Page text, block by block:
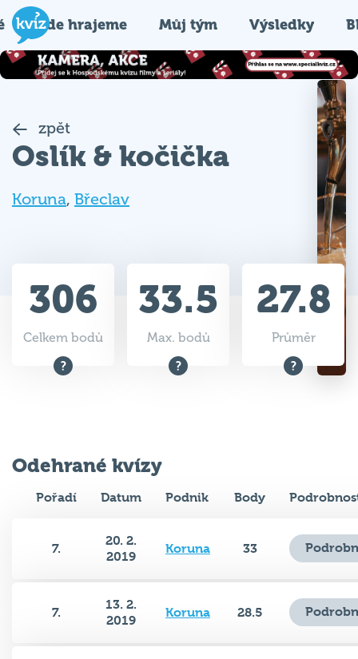
Kde hrajeme Můj tým Výsledky
zpět
Oslík & kočička
Koruna, Břeclav
306
Celkem bodů
33.5
Max. bodů
27.8
Průměr
Odehrané kvízy
Pořadí Datum Podnik Body
7.
20. 2.
2019
Koruna 33
7.
13. 2.
2019
Koruna 28.5